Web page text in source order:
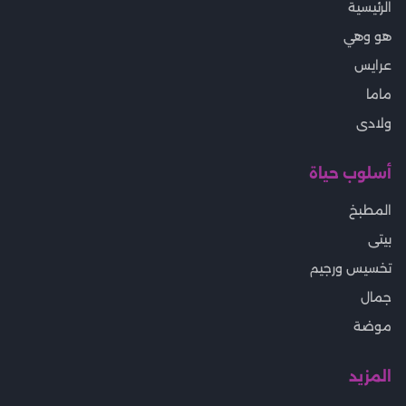
الرئيسية
هو وهي
عرايس
ماما
ولادى
أسلوب حياة
المطبخ
بيتى
تخسيس ورجيم
جمال
موضة
المزيد